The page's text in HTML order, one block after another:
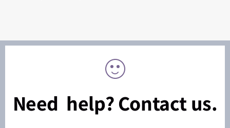
Need help? Contact us.